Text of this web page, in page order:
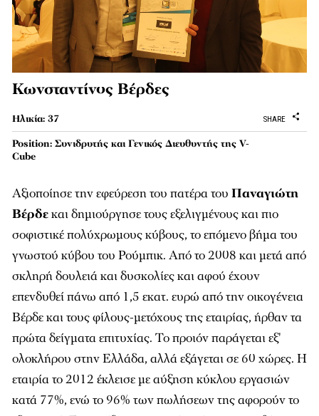
Κωνσταντίνος Βέρδες
SHARE
Ηλικία: 37
Position: Συνιδρυτής και Γενικός Διευθυντής της V-
Cube
Αξιοποίησε την εφεύρεση του πατέρα του Παναγιώτη
Βέρδεκαι δημιούργησε τους εξελιγμένους και πιο
σοφιστικέ πολύχρωμους κύβους, το επόμενο βήμα του
γνωστού κύβου του Ρούμπικ. Από το 2008 και μετά από
σκληρή δουλειά και δυσκολίες και αφού έχουν
επενδυθεί πάνω από 1,5 εκατ. ευρώ από την οικογένεια
Βέρδε και τους φίλους-μετόχους της εταιρίας, ήρθαν τα
πρώτα δείγματα επιτυχίας. Το προιόν παράγεται εξ'
ολοκλήρου στην Ελλάδα, αλλά εξάγεται σε 60 χώρες. Η
εταιρία το 2012 έκλεισε με αύξηση κύκλου εργασιών
κατά 77%, ενώ το 96% των πωλήσεων της αφορούν το